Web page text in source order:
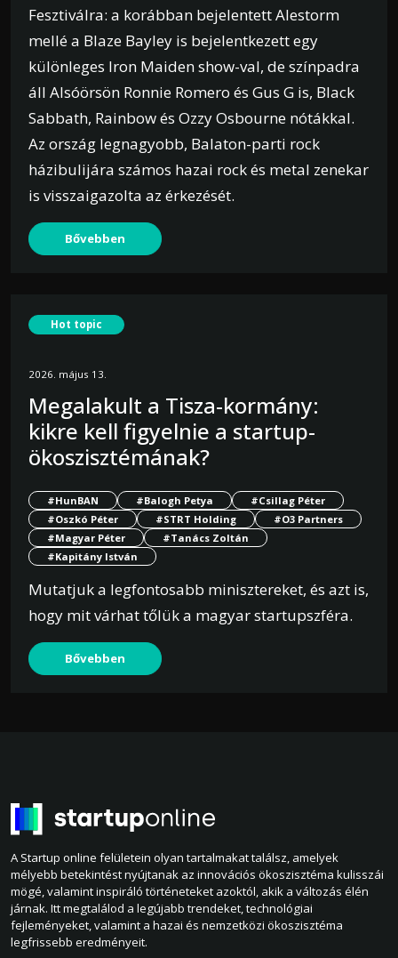
Fesztiválra: a korábban bejelentett Alestorm
mellé a Blaze Bayley is bejelentkezett egy
különleges Iron Maiden show-val, de színpadra
áll Alsóörsön Ronnie Romero és Gus G is, Black
Sabbath, Rainbow és Ozzy Osbourne nótákkal.
Az ország legnagyobb, Balaton-parti rock
házibulijára számos hazai rock és metal zenekar
is visszaigazolta az érkezését.
Bővebben
Hot topic
2026. május 13.
Megalakult a Tisza-kormány:
kikre kell figyelnie a startup-
ökoszisztémának?
#HunBAN #Balogh Petya
#Csillag Péter
#Oszkó Péter
#STRT Holding
#O3 Partners
#Magyar Péter
#Tanács Zoltán
#Kapitány István
Mutatjuk a legfontosabb minisztereket, és azt is,
hogy mit várhat tőlük a magyar startupszféra.
Bővebben
A Startup online felületein olyan tartalmakat találsz, amelyek
mélyebb betekintést nyújtanak az innovációs ökoszisztéma kulisszái
mögé, valamint inspiráló történeteket azoktól, akik a változás élén
járnak. Itt megtalálod a legújabb trendeket, technológiai
fejleményeket, valamint a hazai és nemzetközi ökoszisztéma
legfrissebb eredményeit.